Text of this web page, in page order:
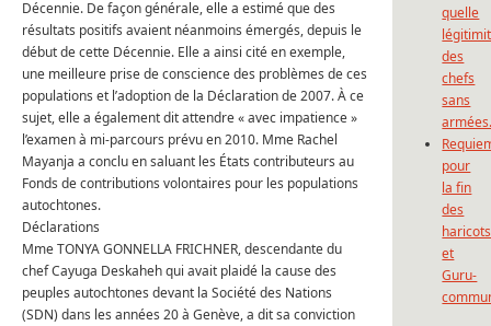
Décennie. De façon générale, elle a estimé que des
résultats positifs avaient néanmoins émergés, depuis le
début de cette Décennie. Elle a ainsi cité en exemple,
une meilleure prise de conscience des problèmes de ces
populations et l’adoption de la Déclaration de 2007.À ce
sujet, elle a également dit attendre « avec impatience »
l’examen à mi-parcours prévu en 2010. Mme Rachel
Mayanja a conclu en saluant les États contributeurs au
Fonds de contributions volontaires pour les populations
autochtones.
Déclarations
Mme TONYA GONNELLA FRICHNER, descendante du
chef Cayuga Deskaheh qui avait plaidé la cause des
peuples autochtones devant la Société des Nations
(SDN) dans les années 20 à Genève, a dit sa conviction
quelle
des
chefs
sans
pour
la fin
des
et
Guru-